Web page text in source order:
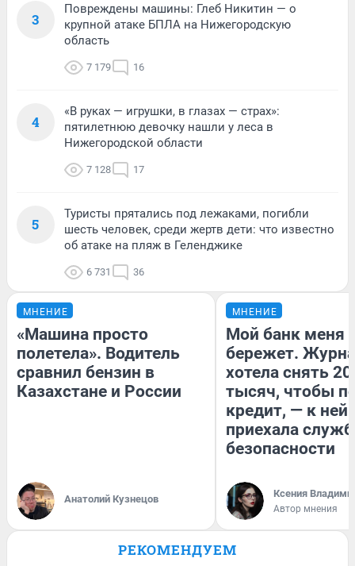
3
Повреждены машины: Глеб Никитин — о
крупной атаке БПЛА на Нижегородскую
область
7 179 16
4
«В руках — игрушки, в глазах — страх»:
пятилетнюю девочку нашли у леса в
Нижегородской области
7 128 17
5
Туристы прятались под лежаками, погибли
шесть человек, среди жертв дети: что известно
об атаке на пляж в Геленджике
6 731 36
МНЕНИЕ
«Машина просто
полетела». Водитель
сравнил бензин в
Казахстане и России
Анатолий Кузнецов
МНЕНИЕ
Мой банк меня
бережет.
хотела снять
тысяч, чтобы
кредит, — к
приехала
безопасности
Ксения
Автор мнения
РЕКОМЕНДУЕМ